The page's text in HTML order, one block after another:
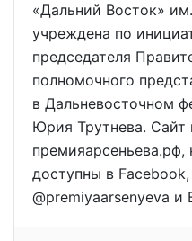
«Дальний Восток»
учреждена по
председателя
полномочного
в Дальневосточном
Юрия Трутнева. Сайт
доступны в
@premiyaarsenyeva и